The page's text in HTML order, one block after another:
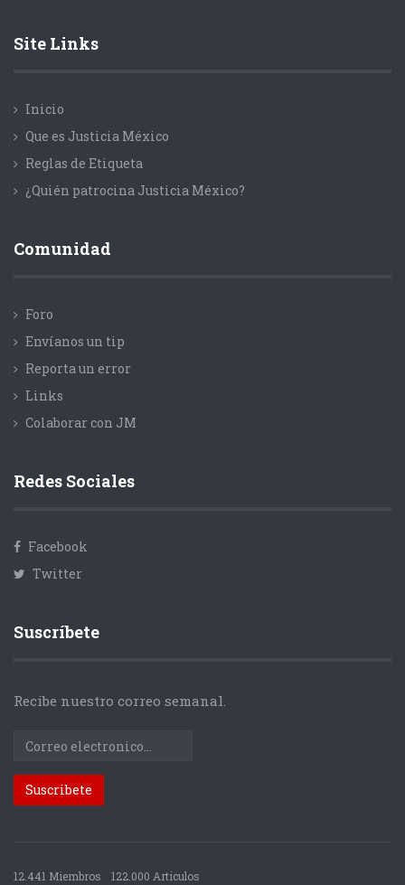
Site Links
Inicio
Que es Justicia México
Reglas de Etiqueta
¿Quién patrocina Justicia México?
Comunidad
Foro
Envíanos un tip
Reporta un error
Links
Colaborar con JM
Redes Sociales
Facebook
Twitter
Suscríbete
Recibe nuestro correo semanal.
12.441 Miembros 122.000 Articulos